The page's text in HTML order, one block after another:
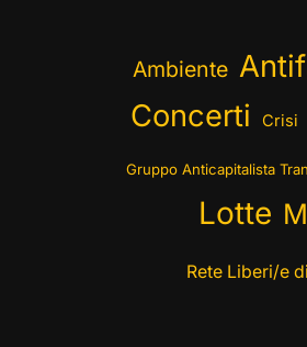
Ambiente
Concerti Crisi
Gruppo Anticapitalista
Lotte
Rete Liberi/e